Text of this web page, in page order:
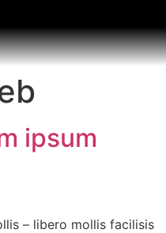
ipsum
– libero mollis facilisis